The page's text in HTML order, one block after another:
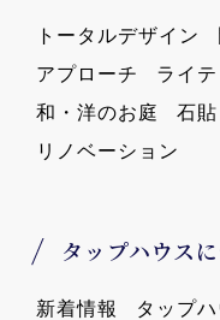
トータルデザイン
アプローチ
ライ
和・洋のお庭
石貼
リノベーション
タップハウス
新着情報
タップ